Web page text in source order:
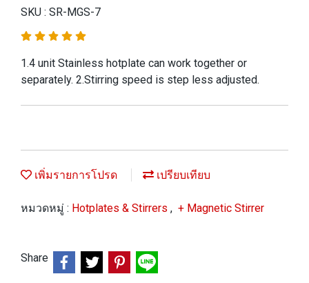
SKU : SR-MGS-7
1.4 unit Stainless hotplate can work together or
separately. 2.Stirring speed is step less adjusted.
เพิ่มรายการโปรด เปรียบเทียบ
หมวดหมู่ : Hotplates & Stirrers , + Magnetic Stirrer
Share